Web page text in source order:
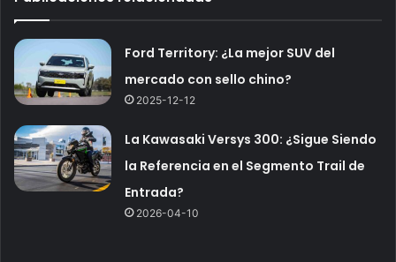
Ford Territory: ¿La mejor SUV del
mercado con sello chino?
2025-12-12
La Kawasaki Versys 300: ¿Sigue Siendo
la Referencia en el Segmento Trail de
Entrada?
2026-04-10